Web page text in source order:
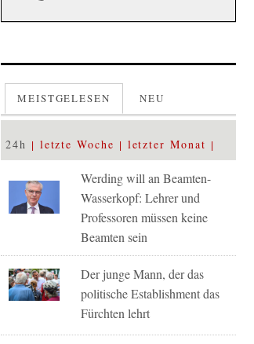
MEISTGELESEN NEU
24h letzte Woche letzter Monat
Werding will an Beamten-
Wasserkopf: Lehrer und
Professoren müssen keine
Beamten sein
Der junge Mann, der das
politische Establishment das
Fürchten lehrt